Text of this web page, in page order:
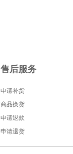
售后服务
申请补货
商品换货
申请退款
申请退货